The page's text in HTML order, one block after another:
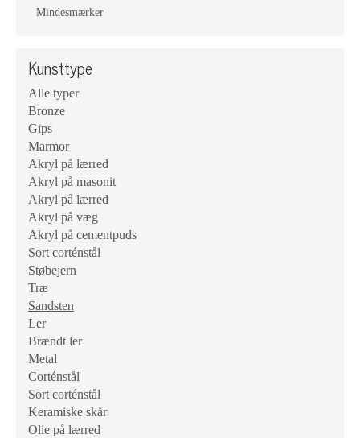
Mindesmærker
Kunsttype
Alle typer
Bronze
Gips
Marmor
Akryl på lærred
Akryl på masonit
Akryl på lærred
Akryl på væg
Akryl på cementpuds
Sort corténstål
Støbejern
Træ
Sandsten
Ler
Brændt ler
Metal
Corténstål
Sort corténstål
Keramiske skår
Olie på lærred